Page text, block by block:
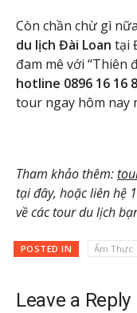
Còn chần chừ gì
du lịch Đài Loan tại
đam mê với “Thiên
hotline 0896 16 16
tour ngay hôm nay
Tham khảo thêm:
tại đây, hoặc liên hệ
về các tour du lịch
POSTED IN Ẩm Thực
Leave a Reply